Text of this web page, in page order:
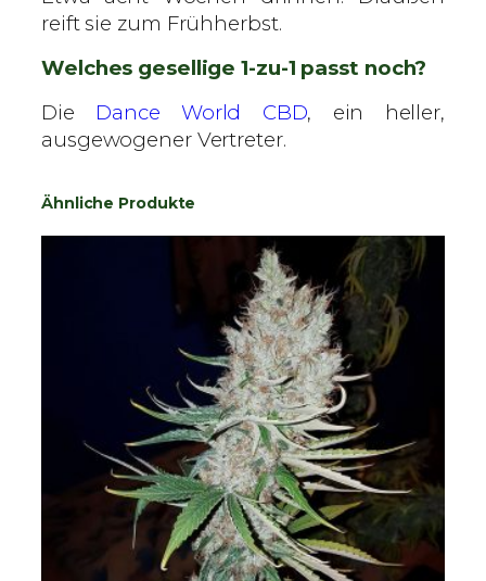
reift sie zum Frühherbst.
Welches gesellige 1-zu-1 passt noch?
Die Dance World CBD, ein heller,
ausgewogener Vertreter.
Ähnliche Produkte